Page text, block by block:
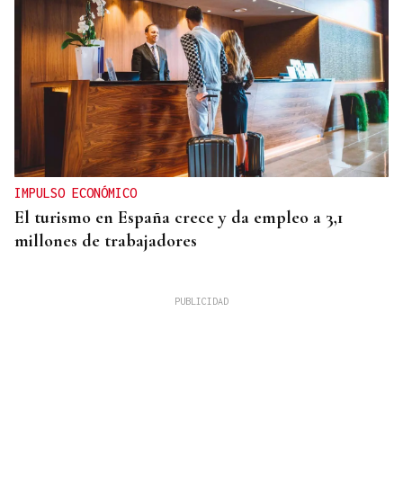
IMPULSO ECONÓMICO
El turismo en España crece y da empleo a 3,1
millones de trabajadores